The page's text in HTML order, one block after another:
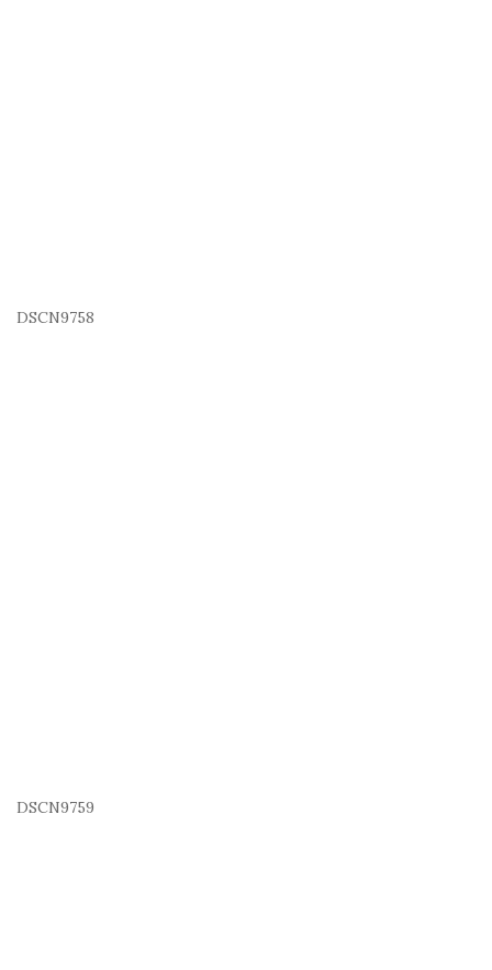
DSCN9758
DSCN9759